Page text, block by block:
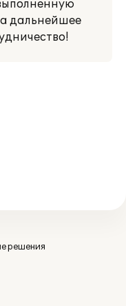
дальнейшее
решения